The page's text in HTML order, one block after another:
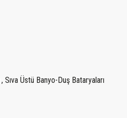
, Sıva Üstü Banyo-Duş Bataryaları